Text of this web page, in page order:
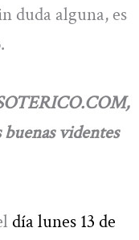
duda alguna, es
buenas videntes
día lunes 13 de